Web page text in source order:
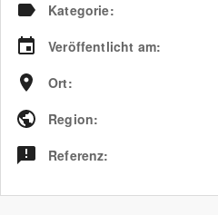
Kategorie:
Veröffentlicht am:
Ort:
Region:
Referenz: